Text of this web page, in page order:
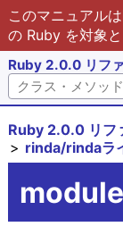
このマニュアル
の Ruby を対象
Ruby 2.0.0 リフ
Ruby 2.0.0 リフ
rinda/rindaラ